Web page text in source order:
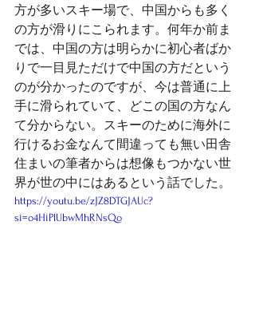
方が多いスキー場で、中国からも多く
の方が滑りにこられます。何年か前ま
では、中国の方は明らかに初心者ばか
りで一目見ただけで中国の方だという
のが分かったのですが、今は普通に上
手に滑られていて、どこの国の方なん
て分からない。スキーのために海外に
行けるお金なんて間違っても無い田舎
住まいの筆者からは想像もつかない世
界が世の中にはあるという話でした。
https://youtu.be/zJZ8DTGJAUc?
si=o4HiPlUbwMhRNsQo